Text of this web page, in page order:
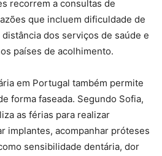
recorrem a consultas de
que incluem dificuldade de
dos serviços de saúde e
países de acolhimento.
em Portugal também permite
forma faseada. Segundo Sofia,
as férias para realizar
implantes, acompanhar próteses
sensibilidade dentária, dor